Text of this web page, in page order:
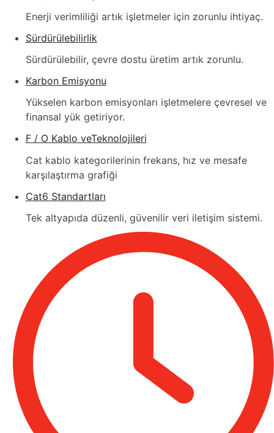
Enerji verimliliği artık işletmeler için zorunlu ihtiyaç.
Sürdürülebilirlik
Sürdürülebilir, çevre dostu üretim artık zorunlu.
Karbon Emisyonu
Yükselen karbon emisyonları işletmelere çevresel ve
finansal yük getiriyor.
F / O Kablo veTeknolojileri
Cat kablo kategorilerinin frekans, hız ve mesafe
karşılaştırma grafiği
Cat6 Standartları
Tek altyapıda düzenli, güvenilir veri iletişim sistemi.